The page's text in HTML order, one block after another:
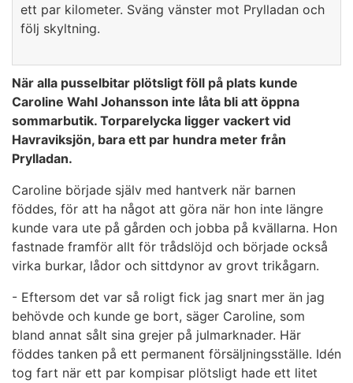
ett par kilometer. Sväng vänster mot Prylladan och
följ skyltning.
När alla pusselbitar plötsligt föll på plats kunde
Caroline Wahl Johansson inte låta bli att öppna
sommarbutik. Torparelycka ligger vackert vid
Havraviksjön, bara ett par hundra meter från
Prylladan.
Caroline började själv med hantverk när barnen
föddes, för att ha något att göra när hon inte längre
kunde vara ute på gården och jobba på kvällarna. Hon
fastnade framför allt för trådslöjd och började också
virka burkar, lådor och sittdynor av grovt trikågarn.
- Eftersom det var så roligt fick jag snart mer än jag
behövde och kunde ge bort, säger Caroline, som
bland annat sålt sina grejer på julmarknader. Här
föddes tanken på ett permanent försäljningsställe. Idén
tog fart när ett par kompisar plötsligt hade ett litet